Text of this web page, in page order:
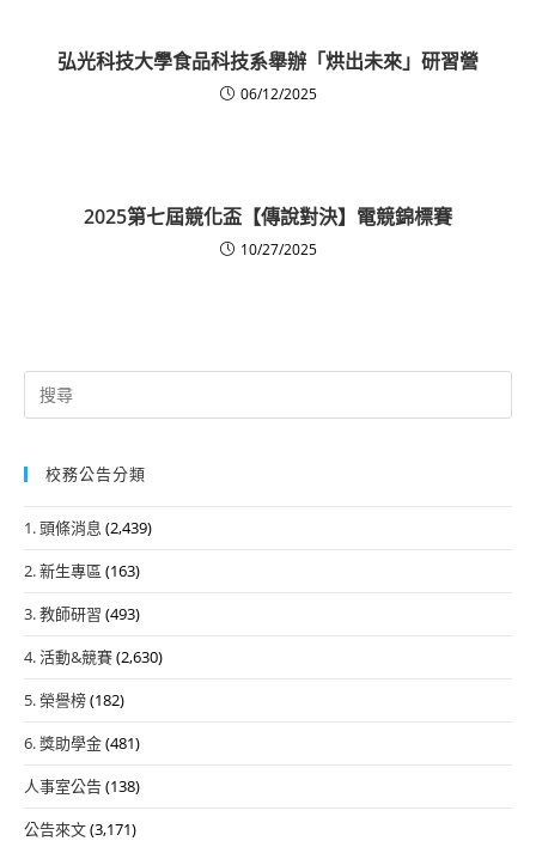
弘光科技大學食品科技系舉辦「烘出未來」研習營
06/12/2025
2025第七屆競化盃【傳說對決】電競錦標賽
10/27/2025
Search
for:
校務公告分類
1. 頭條消息 (2,439)
2. 新生專區 (163)
3. 教師研習 (493)
4. 活動&競賽(2,630)
5. 榮譽榜(182)
6. 獎助學金(481)
人事室公告(138)
公告來文(3,171)